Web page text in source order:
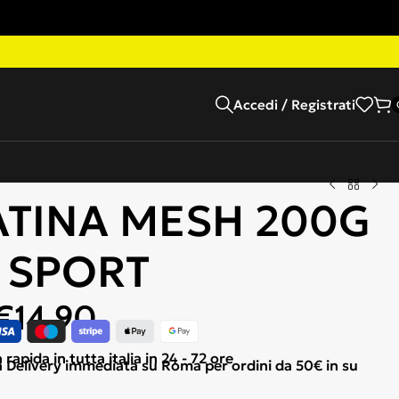
Accedi / Registrati
MESH 200G
SPORT
14,90
rapida in tutta italia in 24 - 72 ore
Delivery immediata su Roma per ordini da 50€ in su